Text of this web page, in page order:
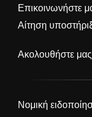
Επικοινωνήστε
Αίτηση
Ακολουθήστε
Νομική